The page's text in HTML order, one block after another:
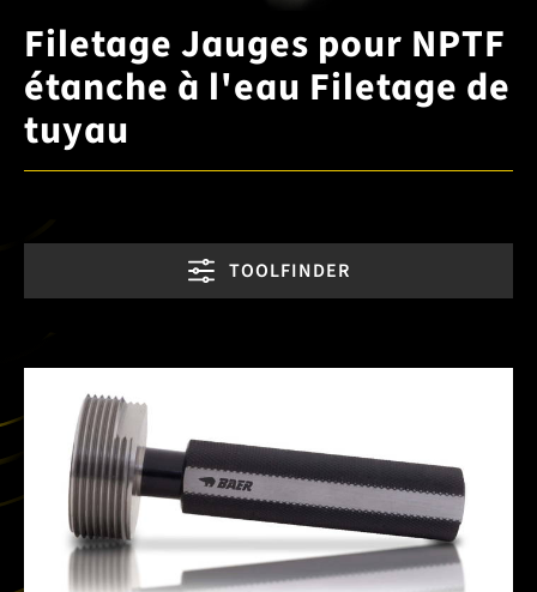
Filetage Jauges pour NPTF
étanche à l'eau Filetage de
tuyau
TOOLFINDER